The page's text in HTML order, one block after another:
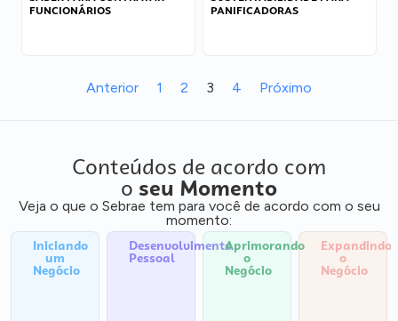
FUNCIONÁRIOS
PANIFICADORAS
Anterior 1 2 3 4 Próximo
Conteúdos de acordo com
o seu Momento
Veja o que o Sebrae tem para você de acordo com o seu
momento:
Iniciando
um
Negócio
Desenvolvimento
Pessoal
Aprimorando
o
Negócio
Expandindo
o
Negócio